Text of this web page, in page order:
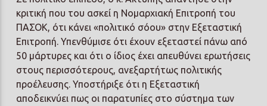
κριτική που του ασκεί η Νομαρχιακή Επιτροπή του
ΠΑΣΟΚ, ότι κάνει «πολιτικό σόου» στην Εξεταστική
Επιτροπή. Υπενθύμισε ότι έχουν εξεταστεί πάνω από
50 μάρτυρες και ότι ο ίδιος έχει απευθύνει ερωτήσεις
στους περισσότερους, ανεξαρτήτως πολιτικής
προέλευσης. Υποστήριξε ότι η Εξεταστική
αποδεικνύει πως οι παρατυπίες στο σύστημα των